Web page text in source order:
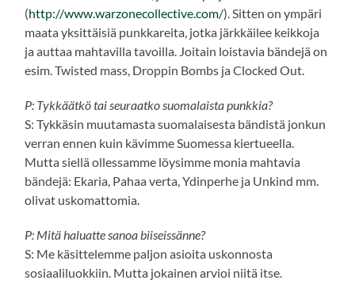
(http://www.warzonecollective.com/). Sitten on ympäri
maata yksittäisiä punkkareita, jotka järkkäilee keikkoja
ja auttaa mahtavilla tavoilla. Joitain loistavia bändejä on
esim. Twisted mass, Droppin Bombs ja Clocked Out.
P: Tykkäätkö tai seuraatko suomalaista punkkia?
S: Tykkäsin muutamasta suomalaisesta bändistä jonkun
verran ennen kuin kävimme Suomessa kiertueella.
Mutta siellä ollessamme löysimme monia mahtavia
bändejä: Ekaria, Pahaa verta, Ydinperhe ja Unkind mm.
olivat uskomattomia.
P: Mitä haluatte sanoa biiseissänne?
S: Me käsittelemme paljon asioita uskonnosta
sosiaaliluokkiin. Mutta jokainen arvioi niitä itse.